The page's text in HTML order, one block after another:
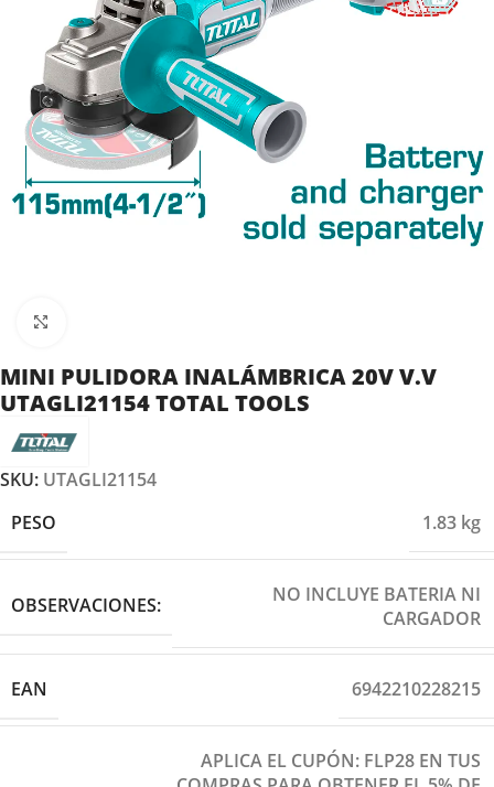
MINI PULIDORA INALÁMBRICA 20V V.V
UTAGLI21154 TOTAL TOOLS
SKU: UTAGLI21154
PESO
1.83 kg
OBSERVACIONES:
NO INCLUYE BATERIA NI
CARGADOR
EAN 6942210228215
APLICA EL CUPÓN: FLP28 EN TUS